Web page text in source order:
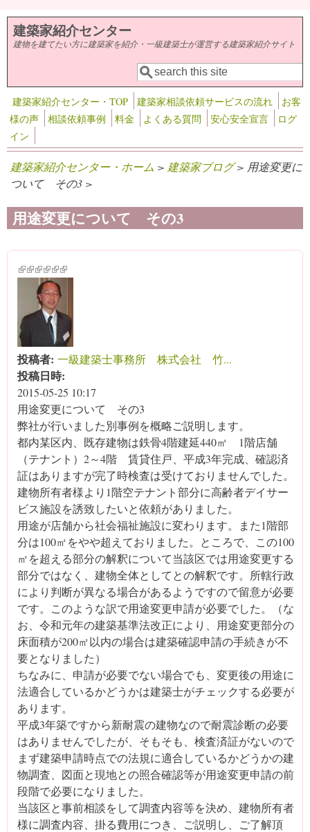
メインコンテンツに移動
建築家紹介センター
建物を建てたい方に建築家を紹介・一級建築士が運営する建築家紹介サイト
検索フォーム
検索
建築家紹介センター・TOP 建築家相談依頼サービスの流れ
お客
様の声
相談依頼事例 料金 よくある質問 安心安全宣言
ログ
イン
建築家紹介センター・ホーム > 建築家ブログ> 用途変更に
ついて その3 >
用途変更について その3
(link is external)
(link is external)
(link is external)
(link is external)
(link is external)
(link is external)
投稿者: 一級建築士事務所 株式会社 竹...
投稿日時:
2015-05-25 10:17
用途変更について その3
弊社が行いました別事例を概略ご説明します。
都内某区内、既存建物は鉄骨4階建延440㎡ 1階店舗
（テナント）2～4階 賃貸住戸、平成3年完成、確認済
証はありますが完了時検査は受けておりませんでした。
建物所有者様より1階空テナント部分に高齢者デイサー
ビス施設を誘致したいと依頼がありました。
用途が店舗から社会福祉施設に変わります。また1階部
分は100㎡をやや超えておりました。ところで、この100
㎡を超える部分の解釈について当該区では用途変更する
部分ではなく、建物全体としてとの解釈です。所轄行政
により判断が異なる場合があるようですので留意が必要
です。このような訳で用途変更申請が必要でした。（な
お、令和元年の建築基準法改正により、用途変更部分の
床面積が200㎡以内の場合は建築確認申請の手続きが不
要となりました）
ちなみに、申請が必要でない場合でも、変更後の用途に
法適合しているかどうかは建築士がチェックする必要が
あります。
平成3年築ですから新耐震の建物なので耐震診断の必要
はありませんでしたが、そもそも、検査済証がないので
まず建築申請時点での法規に適合しているかどうかの建
物調査、図面と現地との照合確認等が用途変更申請の前
段階で必要になりました。
当該区と事前相談をして調査内容等を決め、建物所有者
様に調査内容、掛る費用につき、ご説明し、ご了解頂